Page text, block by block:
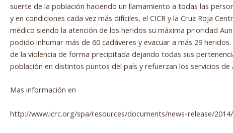
suerte de la población haciendo un llamamiento a todas las
y en condiciones cada vez más difíciles, el CICR y la Cruz Roja
médico siendo la atención de los heridos su máxima prioridad
podido inhumar más de 60 cadáveres y evacuar a más 29
de la violencia de forma precipitada dejando todas sus
población en distintos puntos del país y refuerzan los servicios de
Mas información en
http://www.icrc.org/spa/resources/documents/news-release/